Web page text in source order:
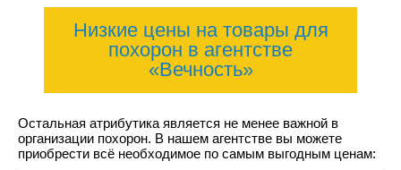
Низкие цены на товары для
похорон в агентстве
«Вечность»
Остальная атрибутика является не менее важной в
организации похорон. В нашем агентстве вы можете
приобрести всё необходимое по самым выгодным ценам: